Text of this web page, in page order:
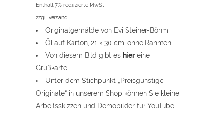
Enthält 7% reduzierte MwSt
zzgl. Versand
Originalgemälde von Evi Steiner-Böhm
Öl auf Karton, 21 × 30 cm, ohne Rahmen
Von diesem Bild gibt es hiereine
Grußkarte
Unter dem Stichpunkt „Preisgünstige
Originale“ in unserem Shop können Sie kleine
Arbeitsskizzen und Demobilder für YouTube-